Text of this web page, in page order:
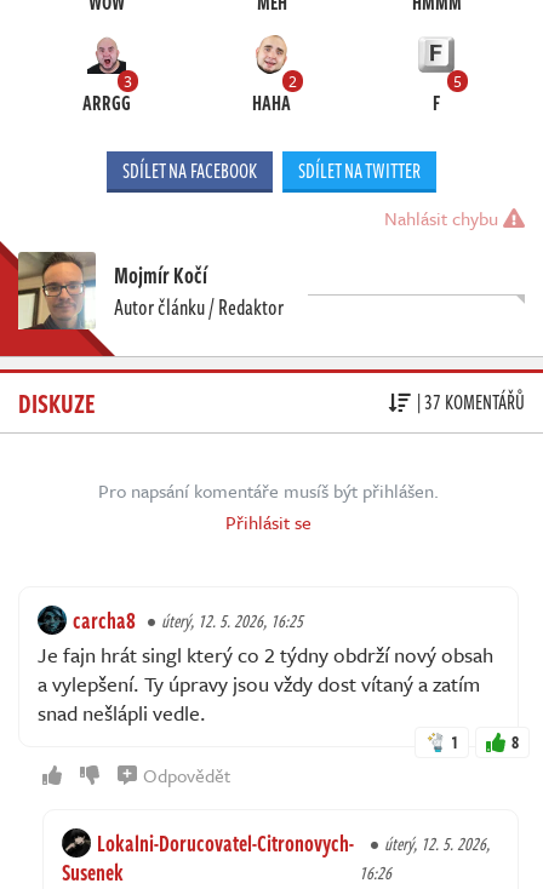
3
ARRGG
2
HAHA
5
F
SDÍLET NA FACEBOOK SDÍLET NA TWITTER
Nahlásit chybu
Mojmír Kočí
Autor článku / Redaktor
DISKUZE | 37 KOMENTÁŘŮ
Pro napsání komentáře musíš být přihlášen.
Přihlásit se
carcha8 úterý, 12. 5. 2026, 16:25
Je fajn hrát singl který co 2 týdny obdrží nový obsah
a vylepšení. Ty úpravy jsou vždy dost vítaný a zatím
snad nešlápli vedle.
1 8
Odpovědět
Lokalni-Dorucovatel-Citronovych-
Susenek
úterý, 12. 5. 2026,
16:26